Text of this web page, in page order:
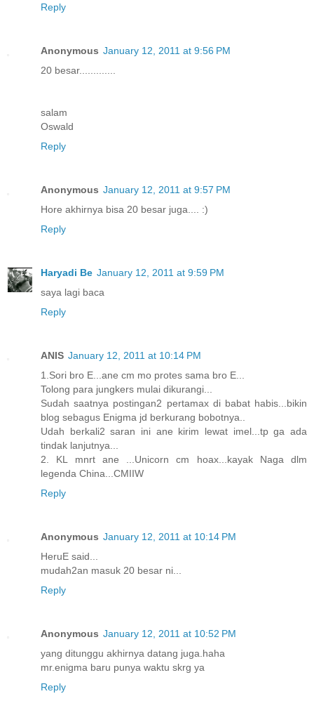
Reply
Anonymous January 12, 2011 at 9:56 PM
20 besar.............
salam
Oswald
Reply
Anonymous January 12, 2011 at 9:57 PM
Hore akhirnya bisa 20 besar juga.... :)
Reply
Haryadi Be January 12, 2011 at 9:59 PM
saya lagi baca
Reply
ANIS January 12, 2011 at 10:14 PM
1.Sori bro E...ane cm mo protes sama bro E...
Tolong para jungkers mulai dikurangi...
Sudah saatnya postingan2 pertamax di babat habis...bikin
blog sebagus Enigma jd berkurang bobotnya..
Udah berkali2 saran ini ane kirim lewat imel...tp ga ada
tindak lanjutnya...
2. KL mnrt ane ...Unicorn cm hoax...kayak Naga dlm
legenda China...CMIIW
Reply
Anonymous January 12, 2011 at 10:14 PM
HeruE said...
mudah2an masuk 20 besar ni...
Reply
Anonymous January 12, 2011 at 10:52 PM
yang ditunggu akhirnya datang juga.haha
mr.enigma baru punya waktu skrg ya
Reply